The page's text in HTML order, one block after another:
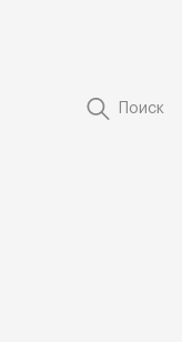
Поиск